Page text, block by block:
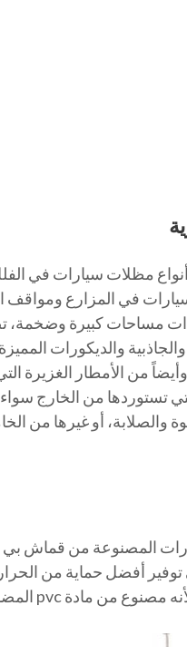
مظلات سيارات في
سيارات في المزارع
مساحات كبيرة
والديكورات
من الأمطار الغزيرة
تستوردها من الخارج
والصلابة، أو غيرها من
المصنوعة من قماش بي
توفير أفضل حماية من